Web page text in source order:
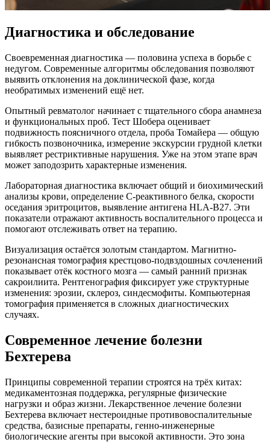
Диагностика и обследование
Своевременная диагностика — половина успеха в борьбе с
недугом. Современные алгоритмы обследования позволяют
выявить отклонения на доклинической фазе, когда
необратимых изменений ещё нет.
Опытный ревматолог начинает с тщательного сбора анамнеза
и функциональных проб. Тест Шобера оценивает
подвижность поясничного отдела, проба Томайера — общую
гибкость позвоночника, измерение экскурсии грудной клетки
выявляет рестриктивные нарушения. Уже на этом этапе врач
может заподозрить характерные изменения.
Лабораторная диагностика включает общий и биохимический
анализы крови, определение С-реактивного белка, скорости
оседания эритроцитов, выявление антигена HLA-B27. Эти
показатели отражают активность воспалительного процесса и
помогают отслеживать ответ на терапию.
Визуализация остаётся золотым стандартом. Магнитно-
резонансная томография крестцово-подвздошных сочленений
показывает отёк костного мозга — самый ранний признак
сакроилиита. Рентгенография фиксирует уже структурные
изменения: эрозии, склероз, синдесмофиты. Компьютерная
томография применяется в сложных диагностических
случаях.
Современное лечение болезни
Бехтерева
Принципы современной терапии строятся на трёх китах:
медикаментозная поддержка, регулярные физические
нагрузки и образ жизни. Лекарственное лечение болезни
Бехтерева включает нестероидные противовоспалительные
средства, базисные препараты, генно-инженерные
биологические агенты при высокой активности. Это зона